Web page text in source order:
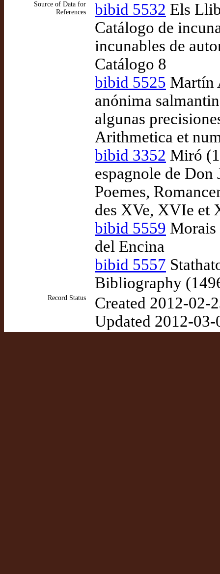
Source of Data for
References
bibid 5532 Els
Catálogo de
incunables de
Catálogo 8
bibid 5525 Martín
anónima
algunas
Arithmetica et
bibid 3352 Miró
espagnole de
Poemes,
des XVe, XVIe et
bibid 5559 Morais
del Encina
bibid 5557
Bibliography
Record Status
Created 2012-02-
Updated 2012-03-